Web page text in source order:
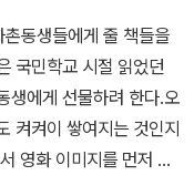
름다운 곳이다. <호빗>
프로도의 삼촌, '빌보 배
떠났던 때로부터 약 6
달프의 반강요에 떠밀려
보는 트롤, 자이언트 스
그 등 강력한 적들을 만
생들에게 줄 책들을
국민학교 시절 읽었던
생에게 선물하려 한다.오
켜켜이 쌓여지는 것인지
영화 이미지를 먼저 떠